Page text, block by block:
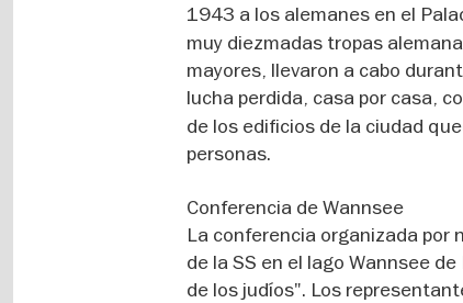
1943 a los alemanes en el
muy diezmadas tropas
mayores, llevaron a cabo
lucha perdida, casa por casa,
de los edificios de la ciudad
personas.
Conferencia de Wannsee
La conferencia organizada por
de la SS en el lago Wannsee
de los judíos". Los